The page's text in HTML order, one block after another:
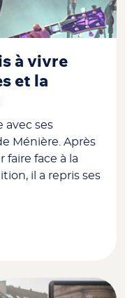
à vivre
et la
avec ses
Ménière. Après
face à la
il a repris ses